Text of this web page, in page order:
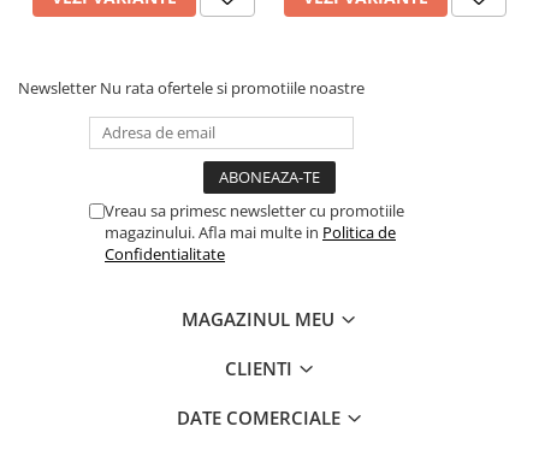
Newsletter Nu rata ofertele si promotiile noastre
Vreau sa primesc newsletter cu promotiile
magazinului. Afla mai multe in Politica de
Confidentialitate
MAGAZINUL MEU
CLIENTI
DATE COMERCIALE